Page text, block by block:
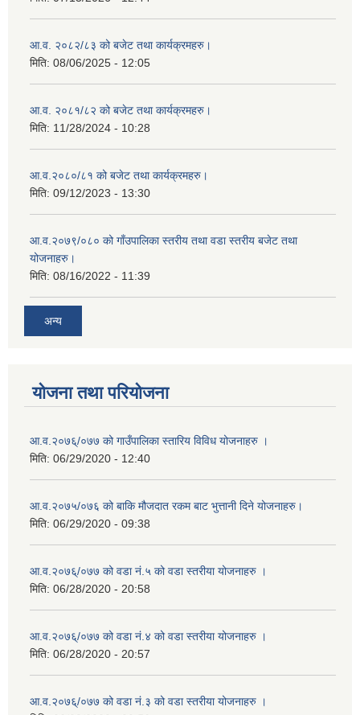
आ.व. २०८२/८३ को बजेट तथा कार्यक्रमहरु।
मिति: 08/06/2025 - 12:05
आ.व. २०८१/८२ को बजेट तथा कार्यक्रमहरु।
मिति: 11/28/2024 - 10:28
आ.व.२०८०/८१ को बजेट तथा कार्यक्रमहरु।
मिति: 09/12/2023 - 13:30
आ.व.२०७९/०८० को गाँउपालिका स्तरीय तथा वडा स्तरीय बजेट तथा
योजनाहरु।
मिति: 08/16/2022 - 11:39
अन्य
योजना तथा परियोजना
आ.व.२०७६्/०७७ को गाउँपालिका स्तारिय विविध योजनाहरु ।
मिति: 06/29/2020 - 12:40
आ.व.२०७५/०७६ को बाकि मौजदात रकम बाट भुत्तानी दिने योजनाहरु।
मिति: 06/29/2020 - 09:38
आ.व.२०७६्/०७७ को वडा नं.५ को वडा स्तरीया योजनाहरु ।
मिति: 06/28/2020 - 20:58
आ.व.२०७६्/०७७ को वडा नं.४ को वडा स्तरीया योजनाहरु ।
मिति: 06/28/2020 - 20:57
आ.व.२०७६्/०७७ को वडा नं.३ को वडा स्तरीया योजनाहरु ।